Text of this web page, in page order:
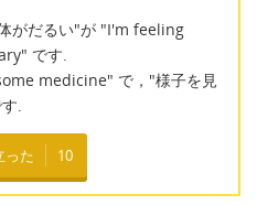
がだるい"が "I'm feeling
です.
medicine" で，"様子を見
.
った 10